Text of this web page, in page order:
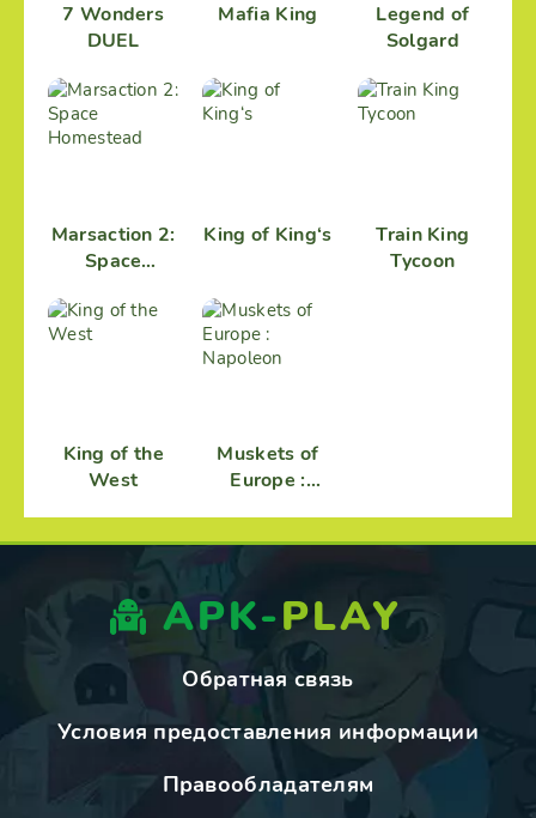
7 Wonders
DUEL
Mafia King
Legend of
Solgard
Marsaction 2:
Space
King of King‘s
Train King
Tycoon
King of the
West
Muskets of
Europe :
APK-PLAY
Обратная связь
Условия предоставления информации
Правообладателям